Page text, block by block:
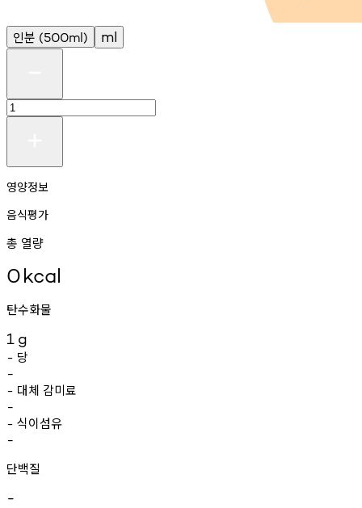
인분 (500ml) ml
영양정보
음식평가
총 열량
0kcal
탄수화물
1 g
- 당
-
- 대체 감미료
-
- 식이섬유
-
단백질
-